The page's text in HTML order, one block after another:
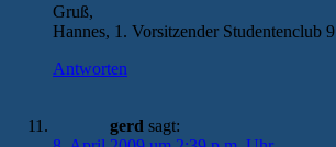
Gruß,
Hannes, 1. Vorsitzender Studentenclub 9
Antworten
gerd sagt: